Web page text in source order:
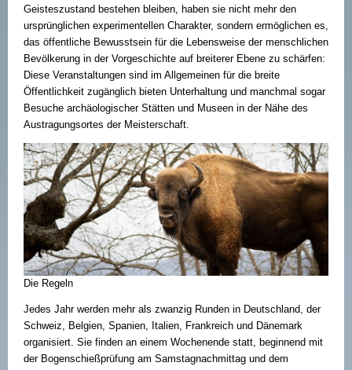
Geisteszustand bestehen bleiben, haben sie nicht mehr den
ursprünglichen experimentellen Charakter, sondern ermöglichen es,
das öffentliche Bewusstsein für die Lebensweise der menschlichen
Bevölkerung in der Vorgeschichte auf breiterer Ebene zu schärfen:
Diese Veranstaltungen sind im Allgemeinen für die breite
Öffentlichkeit zugänglich bieten Unterhaltung und manchmal sogar
Besuche archäologischer Stätten und Museen in der Nähe des
Austragungsortes der Meisterschaft.
Die Regeln
Jedes Jahr werden mehr als zwanzig Runden in Deutschland, der
Schweiz, Belgien, Spanien, Italien, Frankreich und Dänemark
organisiert. Sie finden an einem Wochenende statt, beginnend mit
der Bogenschießprüfung am Samstagnachmittag und dem